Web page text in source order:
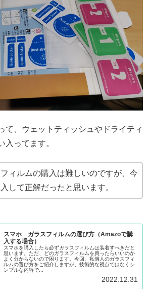
て、ウェットティッシュやドライティ
入ってます。
ィルムの購入は難しいのですが、今
して正解だったと思います。
スマホ ガラスフィルムの選び方（Amazoで購
入する場合）
スマホを購入したら必ずガラスフィルムは装着すべきだと
思います。ただ、どのガラスフィルムを買ったらいいのか
よく分からないので困ります。今回、私個人のガラスフィ
ルムの選び方をご紹介しますが、技術的な視点ではなくシ
ンプルな内容で...
2022.12.31